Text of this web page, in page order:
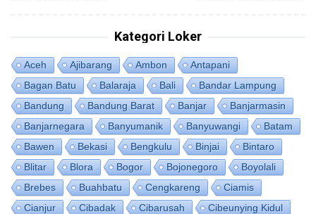
Kategori Loker
Aceh Ajibarang Ambon
Antapani
Bagan Batu
Balaraja Bali
Bandar Lampung
Bandung
Bandung Barat Banjar
Banjarmasin
Banjarnegara
Banyumanik Banyuwangi
Batam
Bawen
Bekasi Bengkulu Binjai
Bintaro
Blitar
Blora Bogor Bojonegoro
Boyolali
Brebes
Buahbatu Cengkareng
Ciamis
Cianjur
Cibadak Cibarusah
Cibeunying Kidul